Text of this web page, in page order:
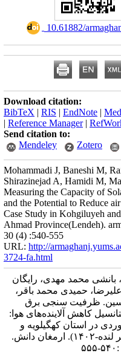
10.61882/
Download citation:
BibTeX | RIS | EndNote |
| Reference Manager|
Send citation to:
Mendeley
Zotero
Mohammadi J, Baneshi M,
Shirazinejad A, Hamidi M,
Measuring the Capacity of
and the Potential to Reduce
Case Study in Kohgiluyeh
Ahmad Province(Lendeh).
30 (4) :540-555
URL: http://
3724-fa.html
محمد مهدی، رایگان
حمیدی محمد باقر،
ظرفیت سنجی برق
کاهش آلاینده‌های هوا:
در استان کهگیلویه و
بویر احمد(شهر لنده-۱۴۰۲). ارمغان دانش.